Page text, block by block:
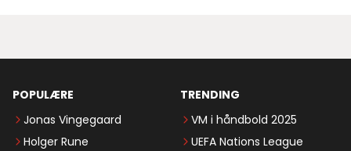
POPULÆRE
Jonas Vingegaard
Holger Rune
TRENDING
VM i håndbold 2025
UEFA Nations League